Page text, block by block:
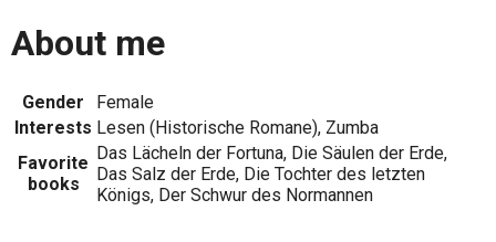
About me
Gender
Female
Interests Lesen (Historische Romane), Zumba
Favorite
books
Das Lächeln der Fortuna, Die Säulen der Erde,
Das Salz der Erde, Die Tochter des letzten
Königs, Der Schwur des Normannen